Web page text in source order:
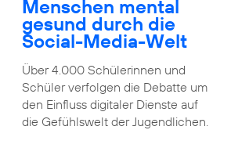
Menschen mental
gesund durch die
Social-Media-Welt
Über 4.000 Schülerinnen und
Schüler verfolgen die Debatte um
den Einfluss digitaler Dienste auf
die Gefühlswelt der Jugendlichen.